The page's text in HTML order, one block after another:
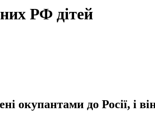
РФ дітей
окупантами до Росії, і